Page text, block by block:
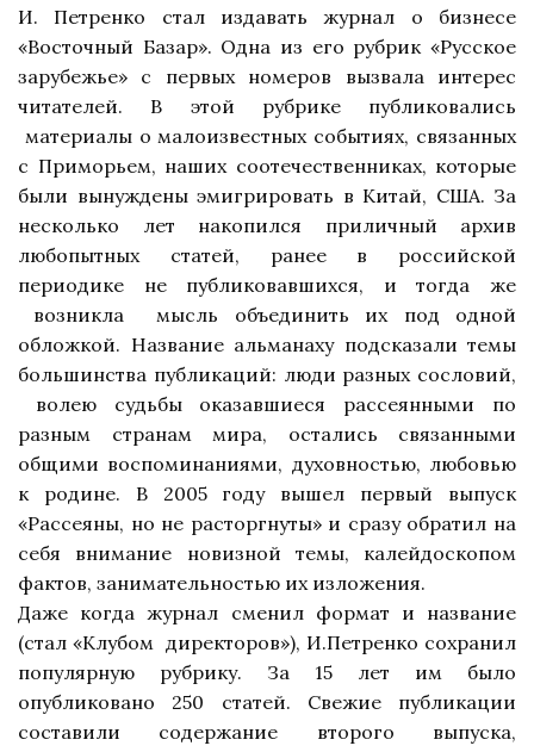
И. Петренко стал издавать журнал о бизнесе
«Восточный Базар». Одна из его рубрик «Русское
зарубежье» с первых номеров вызвала интерес
читателей. В этой рубрике публиковались
материалы о малоизвестных событиях, связанных
с Приморьем, наших соотечественниках, которые
были вынуждены эмигрировать в Китай, США. За
несколько лет накопился приличный архив
любопытных статей, ранее
в российской
периодике не публиковавшихся, и тогда же
возникла
мысль объединить их под одной
обложкой. Название альманаху подсказали темы
большинства публикаций: люди разных сословий,
волею судьбы оказавшиеся рассеянными по
разным странам мира, остались связанными
общими воспоминаниями, духовностью, любовью
к родине. В 2005 году
вышел первый выпуск
«Рассеяны, но не расторгнуты» и сразу обратил на
себя внимание новизной темы, калейдоскопом
фактов, занимательностью их изложения.
Даже когда журнал сменил формат и название
(стал «Клубом директоров»), И.Петренко сохранил
популярную рубрику. За 15 лет им было
опубликовано 250 статей. Свежие публикации
составили содержание второго выпуска,